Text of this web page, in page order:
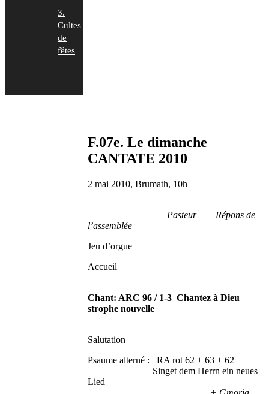
F.07e. Le dimanche
CANTATE 2010
2 mai 2010, Brumath, 10h
Pasteur Répons de
l’assemblée
Jeu d’orgue
Accueil
Chant: ARC 96 / 1-3 Chantez à Dieu
strophe nouvelle
Salutation
Psaume alterné : RA rot 62 + 63 + 62
Singet dem Herrn ein neues
Lied
3.
Cultes
de
fêtes